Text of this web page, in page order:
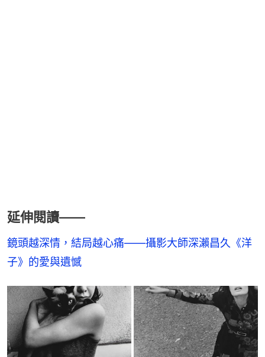
延伸閱讀——
鏡頭越深情，結局越心痛——攝影大師深瀨昌久《洋
子》的愛與遺憾